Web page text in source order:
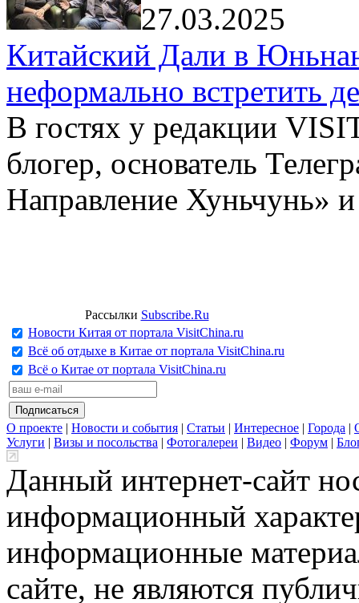
27.03.2025
Китайский Дали в
неформально встретить
В гостях у редакции
блогер, основатель
Направление Хуньчунь»
Рассылки Subscribe.Ru
Новости Китая от портала VisitChina.ru
Всё об отдыхе в Китае от портала VisitChina.ru
Всё о Китае от портала VisitChina.ru
О проекте | Новости и события | Статьи | Интересное | Города |
Услуги | Визы и посольства | Фотогалереи | Видео | Форум |
Данный интернет-сайт
информационный
информационные
сайте, не являются